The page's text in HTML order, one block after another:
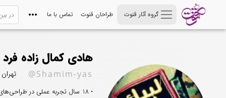
گروه آثار قنوت طراحان قنوت تماس با ما
هادی کمال زاده فرد
@Shamim-yas تهران
• 18 سال تجربه عملی در طراحی‌های مذهبی، هویت بصری و پروژه‌های تبلیغاتی